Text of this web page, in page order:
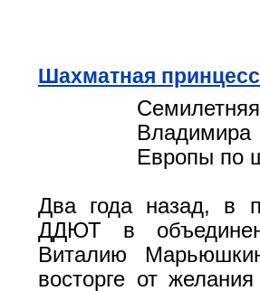
Шахматная
Европы по
Два года назад, в
ДДЮТ в
Виталию
восторге от